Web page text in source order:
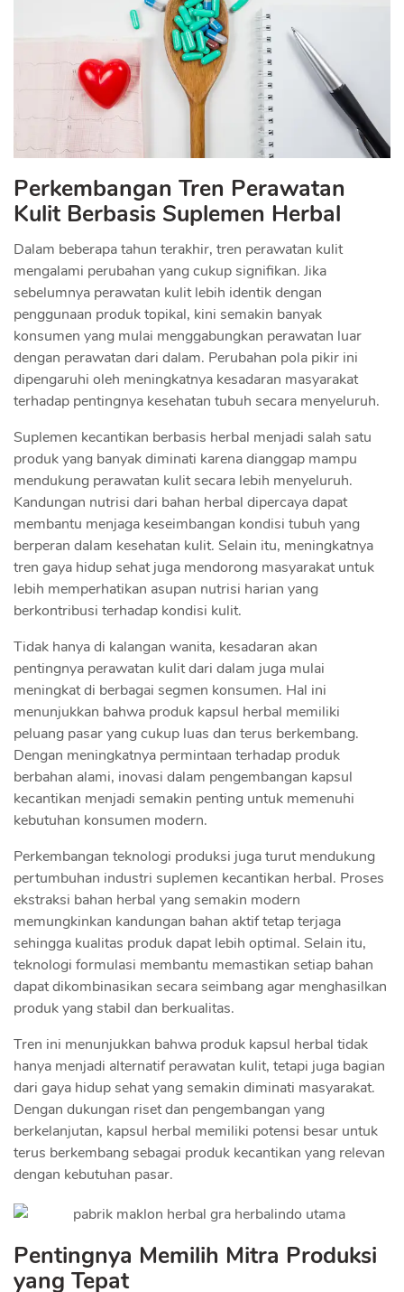
Perkembangan Tren Perawatan
Kulit Berbasis Suplemen Herbal
Dalam beberapa tahun terakhir, tren perawatan kulit
mengalami perubahan yang cukup signifikan. Jika
sebelumnya perawatan kulit lebih identik dengan
penggunaan produk topikal, kini semakin banyak
konsumen yang mulai menggabungkan perawatan luar
dengan perawatan dari dalam. Perubahan pola pikir ini
dipengaruhi oleh meningkatnya kesadaran masyarakat
terhadap pentingnya kesehatan tubuh secara menyeluruh.
Suplemen kecantikan berbasis herbal menjadi salah satu
produk yang banyak diminati karena dianggap mampu
mendukung perawatan kulit secara lebih menyeluruh.
Kandungan nutrisi dari bahan herbal dipercaya dapat
membantu menjaga keseimbangan kondisi tubuh yang
berperan dalam kesehatan kulit. Selain itu, meningkatnya
tren gaya hidup sehat juga mendorong masyarakat untuk
lebih memperhatikan asupan nutrisi harian yang
berkontribusi terhadap kondisi kulit.
Tidak hanya di kalangan wanita, kesadaran akan
pentingnya perawatan kulit dari dalam juga mulai
meningkat di berbagai segmen konsumen. Hal ini
menunjukkan bahwa produk kapsul herbal memiliki
peluang pasar yang cukup luas dan terus berkembang.
Dengan meningkatnya permintaan terhadap produk
berbahan alami, inovasi dalam pengembangan kapsul
kecantikan menjadi semakin penting untuk memenuhi
kebutuhan konsumen modern.
Perkembangan teknologi produksi juga turut mendukung
pertumbuhan industri suplemen kecantikan herbal. Proses
ekstraksi bahan herbal yang semakin modern
memungkinkan kandungan bahan aktif tetap terjaga
sehingga kualitas produk dapat lebih optimal. Selain itu,
teknologi formulasi membantu memastikan setiap bahan
dapat dikombinasikan secara seimbang agar menghasilkan
produk yang stabil dan berkualitas.
Tren ini menunjukkan bahwa produk kapsul herbal tidak
hanya menjadi alternatif perawatan kulit, tetapi juga bagian
dari gaya hidup sehat yang semakin diminati masyarakat.
Dengan dukungan riset dan pengembangan yang
berkelanjutan, kapsul herbal memiliki potensi besar untuk
terus berkembang sebagai produk kecantikan yang relevan
dengan kebutuhan pasar.
Pentingnya Memilih Mitra Produksi
yang Tepat